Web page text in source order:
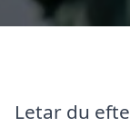
Letar du